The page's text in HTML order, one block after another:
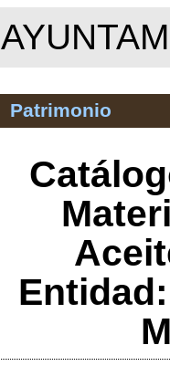
Patrimonio